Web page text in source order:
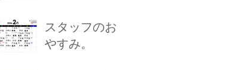
スタッフのお
やすみ。